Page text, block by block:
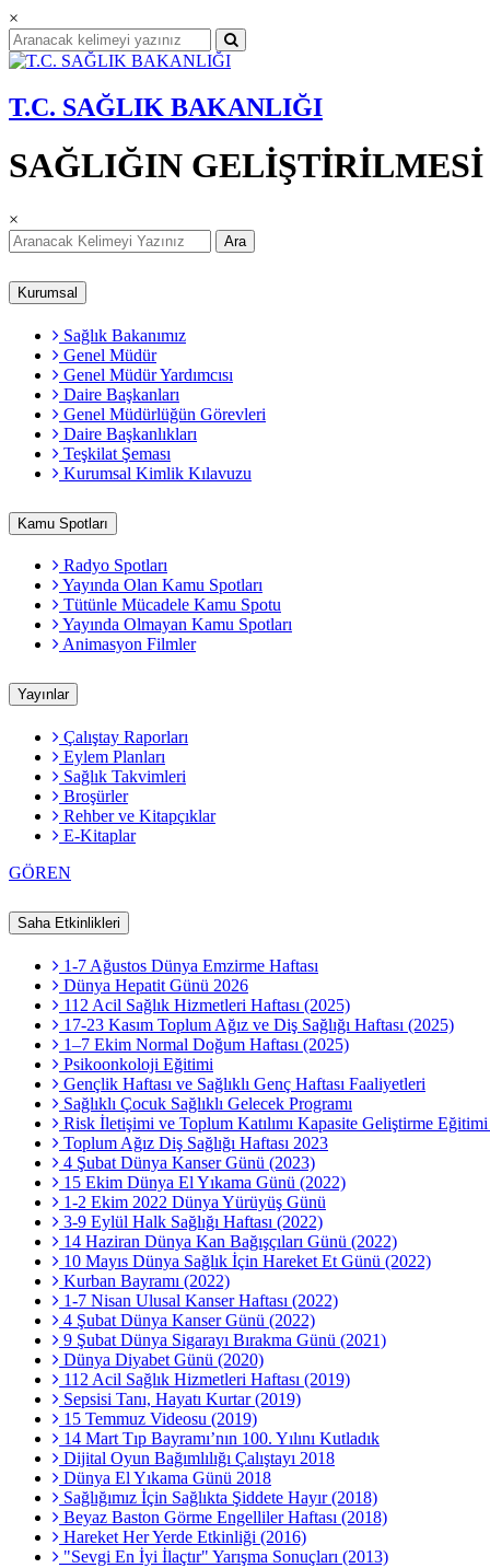
×
T.C. SAĞLIK BAKANLIĞI
SAĞLIĞIN
×
Ara
Kurumsal
Sağlık Bakanımız
Genel Müdür
Genel Müdür Yardımcısı
Daire Başkanları
Genel Müdürlüğün Görevleri
Daire Başkanlıkları
Teşkilat Şeması
Kurumsal Kimlik Kılavuzu
Kamu Spotları
Radyo Spotları
Yayında Olan Kamu Spotları
Tütünle Mücadele Kamu Spotu
Yayında Olmayan Kamu Spotları
Animasyon Filmler
Yayınlar
Çalıştay Raporları
Eylem Planları
Sağlık Takvimleri
Broşürler
Rehber ve Kitapçıklar
E-Kitaplar
GÖREN
Saha Etkinlikleri
1-7 Ağustos Dünya Emzirme Haftası
Dünya Hepatit Günü 2026
112 Acil Sağlık Hizmetleri Haftası (2025)
17-23 Kasım Toplum Ağız ve Diş Sağlığı Haftası (2025)
1–7 Ekim Normal Doğum Haftası (2025)
Psikoonkoloji Eğitimi
Gençlik Haftası ve Sağlıklı Genç Haftası Faaliyetleri
Sağlıklı Çocuk Sağlıklı Gelecek Programı
Risk İletişimi ve Toplum Katılımı Kapasite Geliştirme
Toplum Ağız Diş Sağlığı Haftası 2023
4 Şubat Dünya Kanser Günü (2023)
15 Ekim Dünya El Yıkama Günü (2022)
1-2 Ekim 2022 Dünya Yürüyüş Günü
3-9 Eylül Halk Sağlığı Haftası (2022)
14 Haziran Dünya Kan Bağışçıları Günü (2022)
10 Mayıs Dünya Sağlık İçin Hareket Et Günü (2022)
Kurban Bayramı (2022)
1-7 Nisan Ulusal Kanser Haftası (2022)
4 Şubat Dünya Kanser Günü (2022)
9 Şubat Dünya Sigarayı Bırakma Günü (2021)
Dünya Diyabet Günü (2020)
112 Acil Sağlık Hizmetleri Haftası (2019)
Sepsisi Tanı, Hayatı Kurtar (2019)
15 Temmuz Videosu (2019)
14 Mart Tıp Bayramı’nın 100. Yılını Kutladık
Dijital Oyun Bağımlılığı Çalıştayı 2018
Dünya El Yıkama Günü 2018
Sağlığımız İçin Sağlıkta Şiddete Hayır (2018)
Beyaz Baston Görme Engelliler Haftası (2018)
Hareket Her Yerde Etkinliği (2016)
"Sevgi En İyi İlaçtır" Yarışma Sonuçları (2013)